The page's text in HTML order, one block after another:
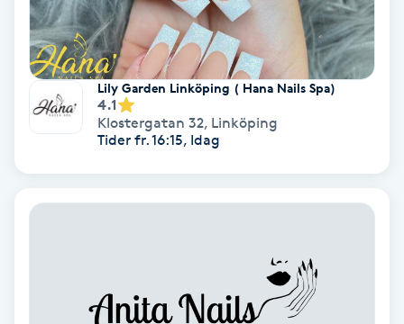
Fransförlängning Volym
Fransk manikyr
Fransrengöring
Frekvensterapi
Lily Garden Linköping ( Hana Nails Spa)
4.1
Klostergatan 32, Linköping
Tider fr. 16:15, Idag